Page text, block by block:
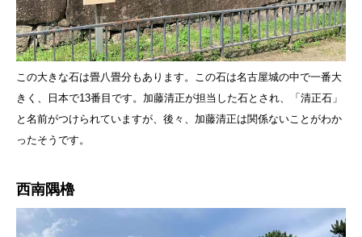
この大きな石は畳八畳分もあります。この石は名古屋城の中で一番大
きく、日本で13番目です。加藤清正が担当した石とされ、「清正石」
と名前がつけられていますが、後々、加藤清正は関係ないことがわか
ったそうです。
西南隅櫓